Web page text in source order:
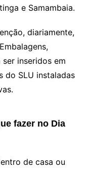
e Samambaia.
diariamente,
inseridos em
do SLU instaladas
fazer no Dia
de casa ou